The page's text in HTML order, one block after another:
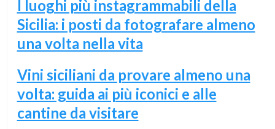
I luoghi più instagrammabili della
Sicilia: i posti da fotografare almeno
una volta nella vita
Vini siciliani da provare almeno una
volta: guida ai più iconici e alle
cantine da visitare